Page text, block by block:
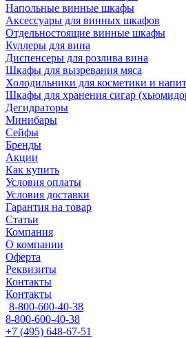
Напольные винные шкафы
Аксессуары для винных шкафов
Отдельностоящие винные шкафы
Куллеры для вина
Диспенсеры для розлива вина
Шкафы для вызревания мяса
Холодильники для косметики и
Шкафы для хранения сигар
Дегидраторы
Минибары
Сейфы
Бренды
Акции
Как купить
Условия оплаты
Условия доставки
Гарантия на товар
Статьи
Компания
О компании
Оферта
Реквизиты
Контакты
Контакты
8-800-600-40-38
8-800-600-40-38
+7 (495) 648-67-51